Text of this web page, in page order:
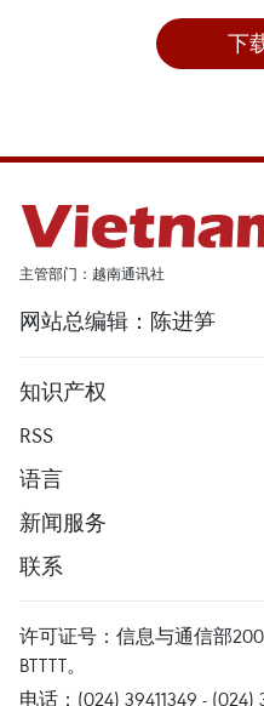
下
主管部门：越南通讯社
网站总编辑：陈进笋
知识产权
RSS
语言
新闻服务
联系
许可证号：信息与通信部
BTTTT。
电话：(024) 39411349 - (024)